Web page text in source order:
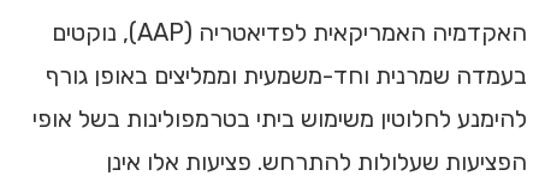
האקדמיה האמריקאית לפדיאטריה (AAP), נוקטים
בעמדה שמרנית וחד-משמעית וממליצים באופן גורף
להימנע לחלוטין משימוש ביתי בטרמפולינות בשל אופי
הפציעות שעלולות להתרחש. פציעות אלו אינן